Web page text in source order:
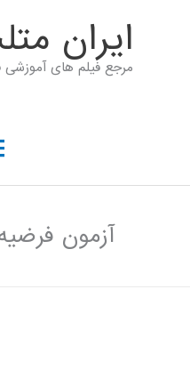
ايران
مرجع فیلم های
آزمون